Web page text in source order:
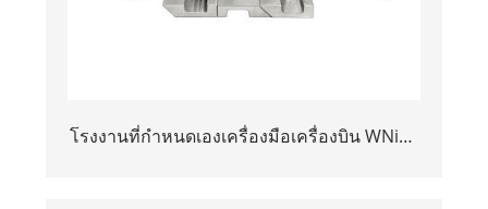
โรงงานที่กำหนดเองเครื่องมือเครื่องบิน WNiFe